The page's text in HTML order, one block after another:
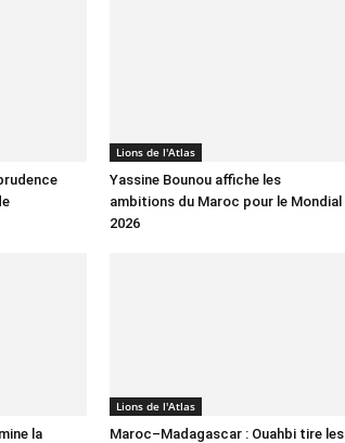
Lions de l'Atlas
Yassine Bounou affiche les
ambitions du Maroc pour le Mondial
2026
la
Lions de l'Atlas
Maroc–Madagascar : Ouahbi tire les